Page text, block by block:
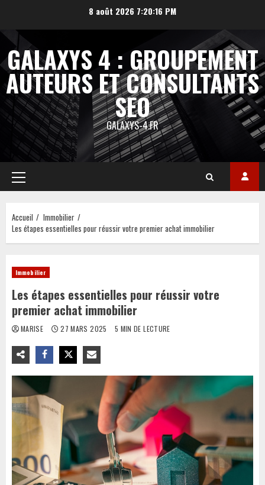
contenu
8 août 2026 7:20:17 PM
GALAXYS 4 : GROUPEMENT
AUTEURS ET CONSULTANTS
SEO
GALAXYS-4.FR
Menu
principal
Accueil
Immobilier
Les étapes essentielles pour réussir votre premier achat immobilier
Immobilier
Les étapes essentielles pour réussir votre
premier achat immobilier
MARISE 27 MARS 2025 5 MIN DE LECTURE